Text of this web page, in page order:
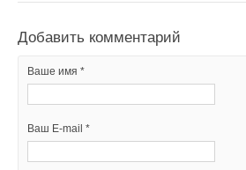
Добавить комментарий
Ваше имя *
Ваш E-mail *